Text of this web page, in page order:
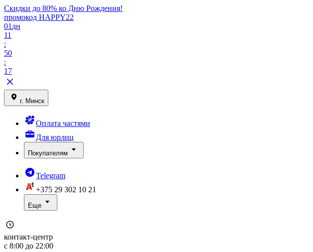
Скидки до 80% ко Дню Рождения!
промокод HAPPY22
01 дн
11
:
50
:
17
г. Минск
Оплата частями
Для юрлиц
Покупателям
Telegram
+375 29 302 10 21
Еще
контакт-центр
с 8:00 до 22:00